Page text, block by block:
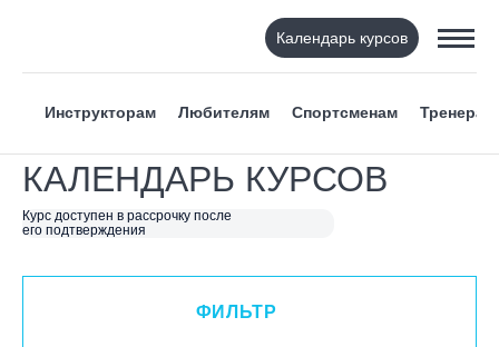
Календарь курсов
Инструкторам Любителям Спортсменам Тренерам
КАЛЕНДАРЬ КУРСОВ
Курс доступен в рассрочку после
его подтверждения
ФИЛЬТР
ВИД СПОРТА
Я ХОЧУ
КАТЕГОРИЯ
ФИЛЬТР